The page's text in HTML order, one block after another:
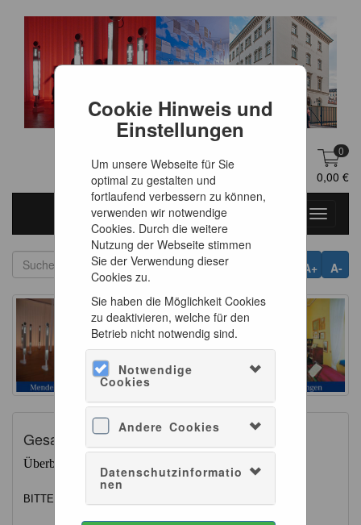
Cookie Hinweis und
Einstellungen
Um unsere Webseite für Sie
optimal zu gestalten und
fortlaufend verbessern zu können,
verwenden wir notwendige
Cookies. Durch die weitere
Nutzung der Webseite stimmen
Sie der Verwendung dieser
Cookies zu.
Sie haben die Möglichkeit Cookies
zu deaktivieren, welche für den
Betrieb nicht notwendig sind.
Notwendige
Cookies
Andere Cookies
Datenschutzinformatio
nen
DE
0
0,00 €
Toggle
A-
A+
Gesamtübersicht
Überblick zu unseren Veranstaltungen
BITTE WÄHLEN SIE IHNREN BESUCHSZEITRAUM